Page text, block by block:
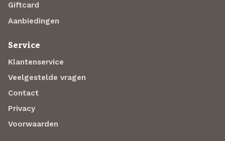
Giftcard
Aanbiedingen
Service
Klantenservice
Veelgestelde vragen
Contact
Privacy
Voorwaarden